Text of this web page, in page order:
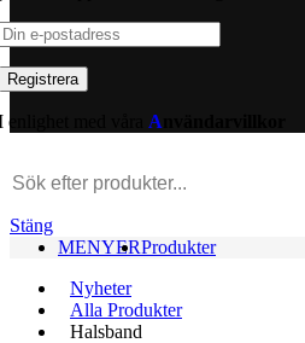
enlighet med våra A
Stäng
MENYERProdukter
Nyheter
Alla Produkter
Halsband